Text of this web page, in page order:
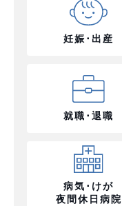
妊娠･出産
就職･退職
病気･けが
夜間休日病院